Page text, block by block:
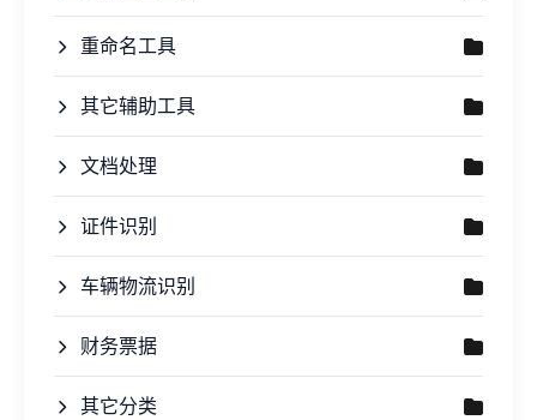
重命名工具
其它辅助工具
文档处理
证件识别
车辆物流识别
财务票据
其它分类